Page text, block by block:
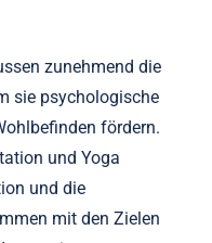
und Yoga zu
des Vereinigten
für psychische
dieser Praktiken
in den Alltag.
Praktiken